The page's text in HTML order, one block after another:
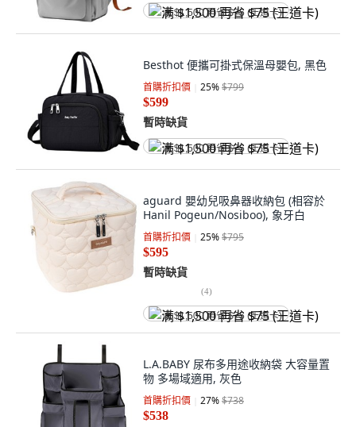
满 $1,500 再省 $75 (王道卡)
Besthot 便攜可掛式保溫母嬰包, 黑色
首購折扣價 25%$799
$599
暫時缺貨
满 $1,500 再省 $75 (王道卡)
aguard 嬰幼兒吸鼻器收納包 (相容於
Hanil Pogeun/Nosiboo), 象牙白
首購折扣價 25%$795
$595
暫時缺貨
(4)
满 $1,500 再省 $75 (王道卡)
L.A.BABY 尿布多用途收納袋 大容量置
物 多場域適用, 灰色
首購折扣價 27%$738
$538